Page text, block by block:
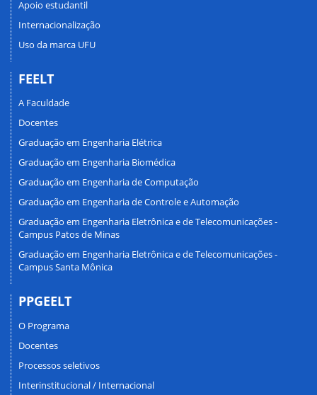
Apoio estudantil
Internacionalização
Uso da marca UFU
FEELT
A Faculdade
Docentes
Graduação em Engenharia Elétrica
Graduação em Engenharia Biomédica
Graduação em Engenharia de Computação
Graduação em Engenharia de Controle e Automação
Graduação em Engenharia Eletrônica e de Telecomunicações -
Campus Patos de Minas
Graduação em Engenharia Eletrônica e de Telecomunicações -
Campus Santa Mônica
PPGEELT
O Programa
Docentes
Processos seletivos
Interinstitucional / Internacional